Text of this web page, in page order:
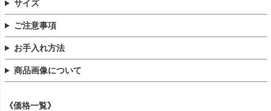
サイズ
ご注意事項
お手入れ方法
商品画像について
《価格一覧》